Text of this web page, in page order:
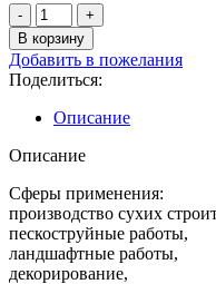
Количество
товара
Песок
20л.
В корзину
Добавить в пожелания
Поделиться:
Описание
Описание
Сферы применения:
производство сухих
пескоструйные работы,
ландшафтные работы,
декорирование,